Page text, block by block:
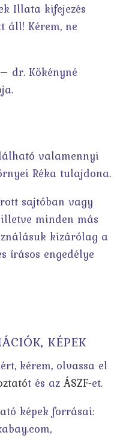
Illata kifejezés
áll! Kérem, ne
dr. Kökényné
valamennyi
Réka tulajdona.
sajtóban vagy
minden más
kizárólag a
írásos engedélye
KÉPEK
kérem, olvassa el
t és az ÁSZF-et.
képek forrásai: